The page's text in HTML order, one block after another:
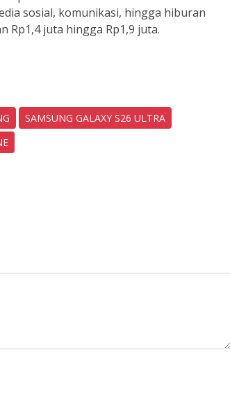
sosial, komunikasi, hingga hiburan
Rp1,4 juta hingga Rp1,9 juta.
SAMSUNG GALAXY S26 ULTRA